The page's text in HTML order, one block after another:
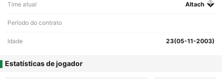
Time atual Altach
Período do contrato
Idade 23(05-11-2003)
Estatísticas de jogador